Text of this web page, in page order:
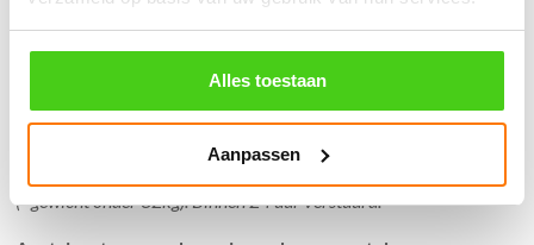
Alles toestaan
Aanpassen
֍ Verzending in Nederland, België en Duitsland.
(* gewicht onder 32kg). Binnen 24 uur verstuurd.